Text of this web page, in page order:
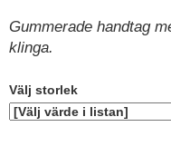
Yanmar Servicedelar
Mercury Servicedelar
Gummerade handtag
klinga.
Välj storlek